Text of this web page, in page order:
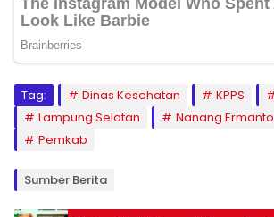
Tag: Dinas Kesehatan KPPS
Lampung Selatan
Nanang Ermanto
Pemkab
Sumber Berita